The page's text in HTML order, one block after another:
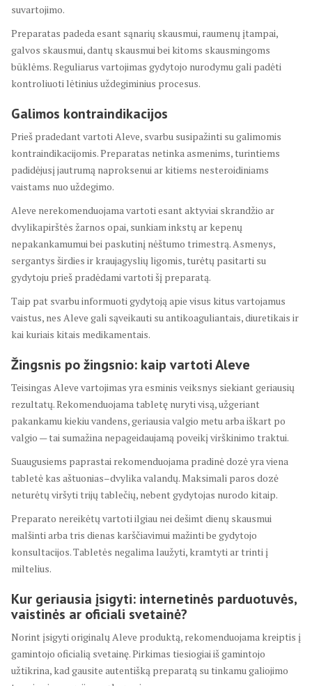
suvartojimo.
Preparatas padeda esant sąnarių skausmui, raumenų įtampai,
galvos skausmui, dantų skausmui bei kitoms skausmingoms
būklėms. Reguliarus vartojimas gydytojo nurodymu gali padėti
kontroliuoti lėtinius uždegiminius procesus.
Galimos kontraindikacijos
Prieš pradedant vartoti Aleve, svarbu susipažinti su galimomis
kontraindikacijomis. Preparatas netinka asmenims, turintiems
padidėjusį jautrumą naproksenui ar kitiems nesteroidiniams
vaistams nuo uždegimo.
Aleve nerekomenduojama vartoti esant aktyviai skrandžio ar
dvylikapirštės žarnos opai, sunkiam inkstų ar kepenų
nepakankamumui bei paskutinį nėštumo trimestrą. Asmenys,
sergantys širdies ir kraujagyslių ligomis, turėtų pasitarti su
gydytoju prieš pradėdami vartoti šį preparatą.
Taip pat svarbu informuoti gydytoją apie visus kitus vartojamus
vaistus, nes Aleve gali sąveikauti su antikoaguliantais, diuretikais ir
kai kuriais kitais medikamentais.
Žingsnis po žingsnio: kaip vartoti Aleve
Teisingas Aleve vartojimas yra esminis veiksnys siekiant geriausių
rezultatų. Rekomenduojama tabletę nuryti visą, užgeriant
pakankamu kiekiu vandens, geriausia valgio metu arba iškart po
valgio — tai sumažina nepageidaujamą poveikį virškinimo traktui.
Suaugusiems paprastai rekomenduojama pradinė dozė yra viena
tabletė kas aštuonias–dvylika valandų. Maksimali paros dozė
neturėtų viršyti trijų tablečių, nebent gydytojas nurodo kitaip.
Preparato nereikėtų vartoti ilgiau nei dešimt dienų skausmui
malšinti arba tris dienas karščiavimui mažinti be gydytojo
konsultacijos. Tabletės negalima laužyti, kramtyti ar trinti į
miltelius.
Kur geriausia įsigyti: internetinės parduotuvės,
vaistinės ar oficiali svetainė?
Norint įsigyti originalų Aleve produktą, rekomenduojama kreiptis į
gamintojo oficialią svetainę. Pirkimas tiesiogiai iš gamintojo
užtikrina, kad gausite autentišką preparatą su tinkamu galiojimo